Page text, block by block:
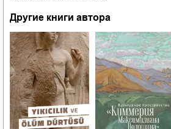
Другие книги автора